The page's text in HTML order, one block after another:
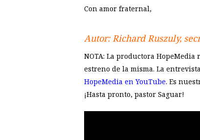
Con amor fraternal,
Autor: Richard Ruszuly,
NOTA: La productora
estreno de la misma. La
HopeMedia en YouTube. Es
¡Hasta pronto, pastor Saguar!